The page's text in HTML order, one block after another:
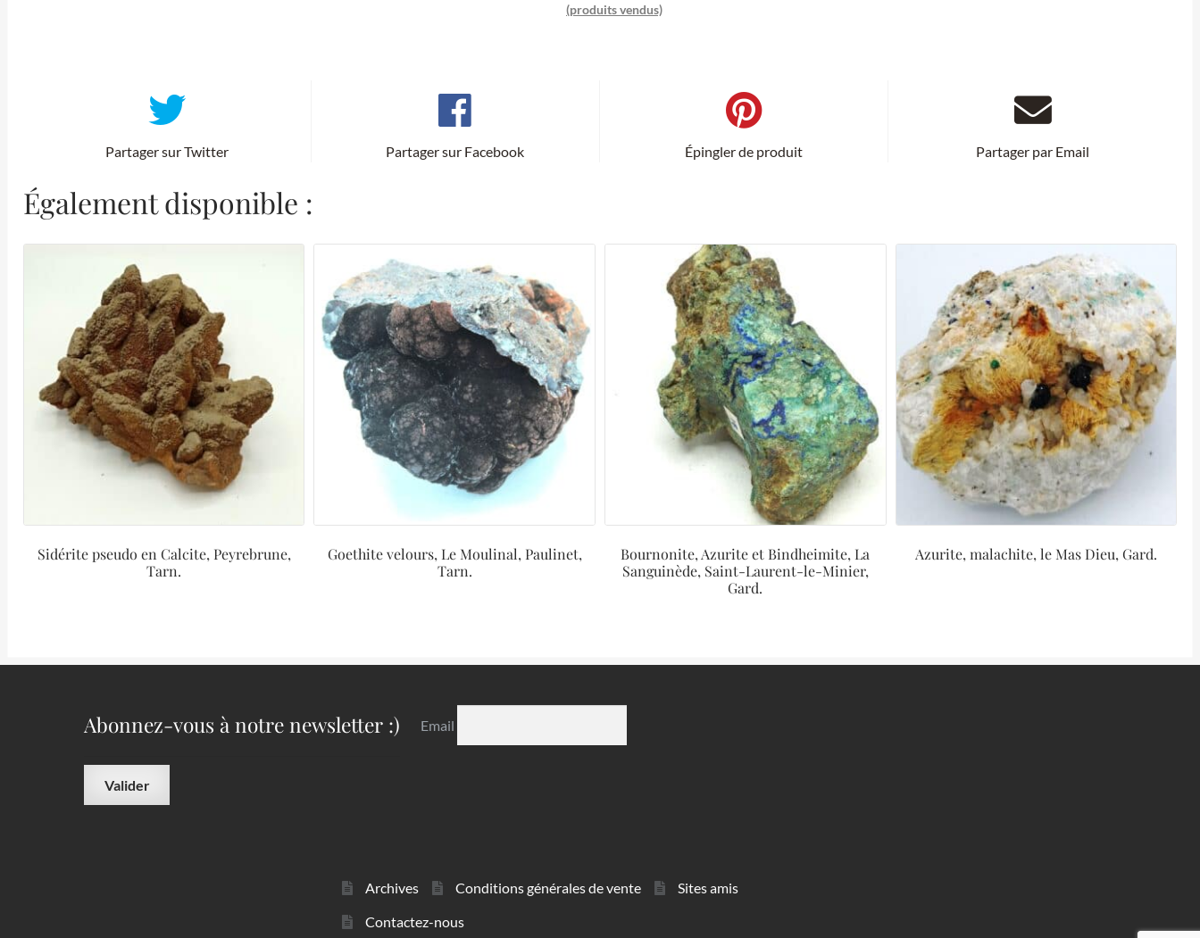
(produits vendus)
Partager sur Twitter Partager sur Facebook Épingler de produit Partager par Email
Également disponible :
Sidérite pseudo en Calcite, Peyrebrune,
Tarn.
Goethite velours, Le Moulinal, Paulinet,
Tarn.
Bournonite, Azurite et Bindheimite, La
Sanguinède, Saint-Laurent-le-Minier,
Gard.
Azurite, malachite, le Mas Dieu, Gard.
Abonnez-vous à notre newsletter :) Email
Archives Conditions générales de vente
Sites amis
Contactez-nous